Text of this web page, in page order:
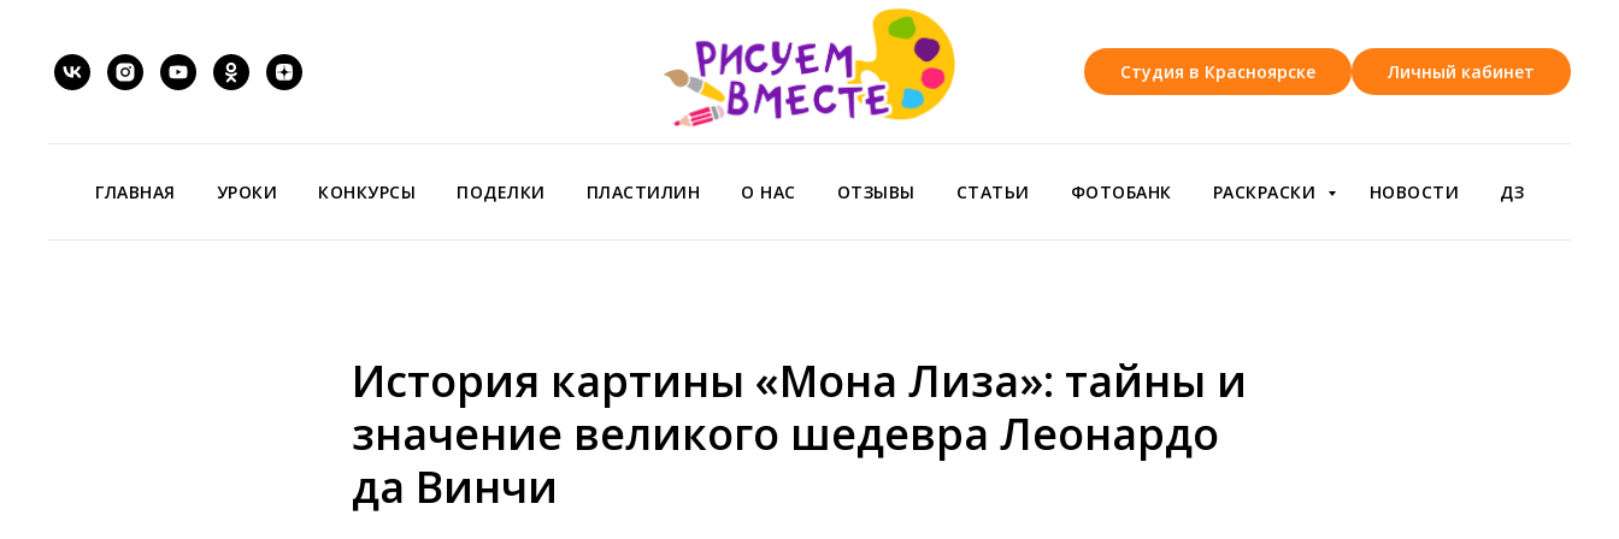
Студия в Красноярске Личный кабинет
ГЛАВНАЯ УРОКИ КОНКУРСЫ ПОДЕЛКИ ПЛАСТИЛИН О НАС ОТЗЫВЫ СТАТЬИ ФОТОБАНК РАСКРАСКИ НОВОСТИ ДЗ
История картины «Мона Лиза»: тайны и
значение великого шедевра Леонардо
да Винчи